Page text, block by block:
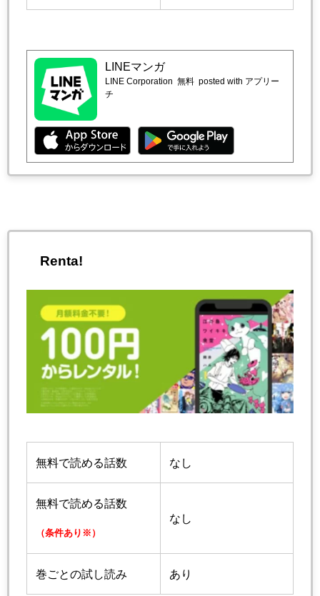
LINEマンガ
LINE Corporation 無料 posted with アプリー
チ
Renta!
無料で読める話数 なし
無料で読める話数
（条件あり※）
なし
巻ごとの試し読み あり